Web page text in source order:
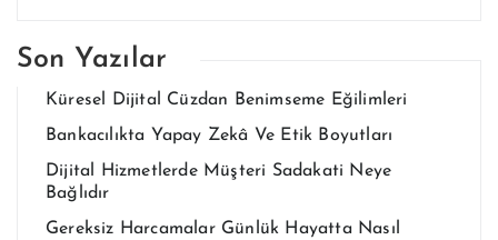
Son Yazılar
Küresel Dijital Cüzdan Benimseme Eğilimleri
Bankacılıkta Yapay Zekâ Ve Etik Boyutları
Dijital Hizmetlerde Müşteri Sadakati Neye
Bağlıdır
Gereksiz Harcamalar Günlük Hayatta Nasıl